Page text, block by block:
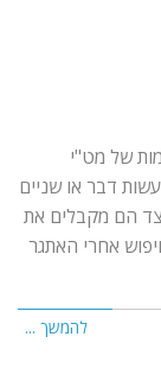
של מט"י
דבר או שניים
הם מקבלים את
אחרי האתגר
להמשך ...